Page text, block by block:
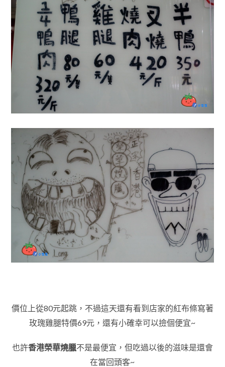
價位上從80元起跳，不過這天還有看到店家的紅布條寫著
玫瑰雞腿特價69元，還有小確幸可以撿個便宜~
也許香港榮華燒臘不是最便宜，但吃過以後的滋味是還會
在當回頭客~